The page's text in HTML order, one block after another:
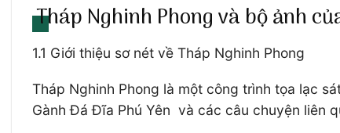
Tháp Nghinh Phong và bộ ảnh
1.1 Giới thiệu sơ nét về Tháp Nghinh Phong
Tháp Nghinh Phong là một công trình tọa lạc
Gành Đá Đĩa Phú Yên và các câu chuyện liên